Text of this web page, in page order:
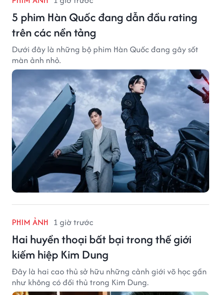
5 phim Hàn Quốc đang dẫn đầu rating
trên các nền tảng
Dưới đây là những bộ phim Hàn Quốc đang gây sốt
màn ảnh nhỏ.
PHIM ẢNH 1 giờ trước
Hai huyền thoại bất bại trong thế giới
kiếm hiệp Kim Dung
Đây là hai cao thủ sở hữu những cảnh giới võ học gần
như không có đối thủ trong Kim Dung.